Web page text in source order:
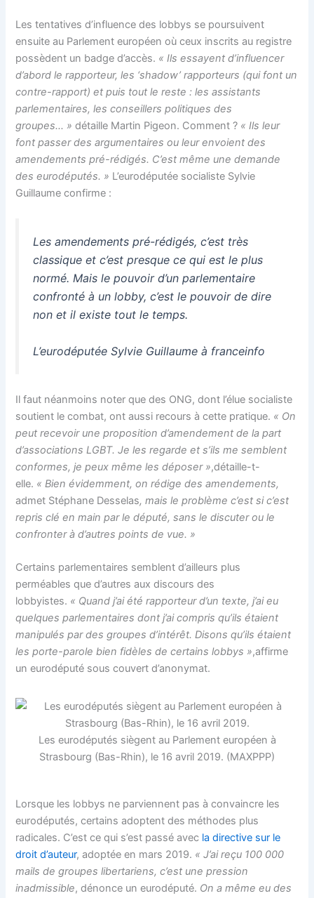
Les tentatives d’influence des lobbys se poursuivent
ensuite au Parlement européen où ceux inscrits au registre
possèdent un badge d’accès. « Ils essayent d’influencer
d’abord le rapporteur, les ‘shadow’ rapporteurs (qui font un
contre-rapport) et puis tout le reste : les assistants
parlementaires, les conseillers politiques des
groupes… » détaille Martin Pigeon. Comment ? « Ils leur
font passer des argumentaires ou leur envoient des
amendements pré-rédigés. C’est même une demande
des eurodéputés. » L’eurodéputée socialiste Sylvie
Guillaume confirme :
Les amendements pré-rédigés, c’est très
classique et c’est presque ce qui est le plus
normé. Mais le pouvoir d’un parlementaire
confronté à un lobby, c’est le pouvoir de dire
non et il existe tout le temps.
L’eurodéputée Sylvie Guillaume à franceinfo
Il faut néanmoins noter que des ONG, dont l’élue socialiste
soutient le combat, ont aussi recours à cette pratique. « On
peut recevoir une proposition d’amendement de la part
d’associations LGBT. Je les regarde et s’ils me semblent
conformes, je peux même les déposer »,détaille-t-
elle. « Bien évidemment, on rédige des amendements,
admet Stéphane Desselas, mais le problème c’est si c’est
repris clé en main par le député, sans le discuter ou le
confronter à d’autres points de vue. »
Certains parlementaires semblent d’ailleurs plus
perméables que d’autres aux discours des
lobbyistes. « Quand j’ai été rapporteur d’un texte, j’ai eu
quelques parlementaires dont j’ai compris qu’ils étaient
manipulés par des groupes d’intérêt. Disons qu’ils étaient
les porte-parole bien fidèles de certains lobbys »,affirme
un eurodéputé sous couvert d’anonymat.
Les eurodéputés siègent au Parlement européen à
Strasbourg (Bas-Rhin), le 16 avril 2019. (MAXPPP)
Lorsque les lobbys ne parviennent pas à convaincre les
eurodéputés, certains adoptent des méthodes plus
radicales. C’est ce qui s’est passé avec la directive sur le
droit d’auteur, adoptée en mars 2019. « J’ai reçu 100 000
mails de groupes libertariens, c’est une pression
inadmissible, dénonce un eurodéputé. On a même eu des